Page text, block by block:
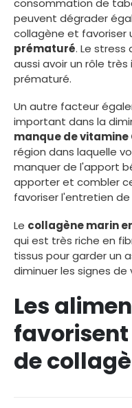
peuvent dégrader
collagène et favoriser
prématuré. Le
aussi avoir un rôle
prématuré.
Un autre facteur
important dans la
manque de vitamine
région dans laquelle
manquer de l'apport
apporter et combler
favoriser l'entretien
Le collagène marin
qui est très riche en
tissus pour garder un
diminuer les signes de
Les
de